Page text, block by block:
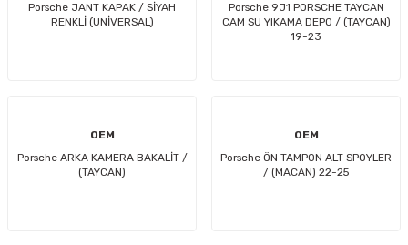
Porsche JANT KAPAK / SİYAH
RENKLİ (UNİVERSAL)
Porsche 9J1 PORSCHE TAYCAN
CAM SU YIKAMA DEPO / (TAYCAN)
19-23
OEM
Porsche ARKA KAMERA BAKALİT /
(TAYCAN)
OEM
Porsche ÖN TAMPON ALT SPOYLER
/ (MACAN) 22-25